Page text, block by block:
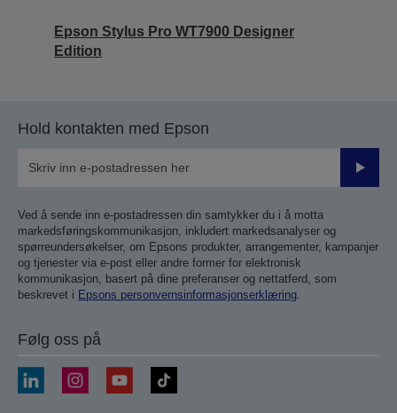
Epson Stylus Pro WT7900 Designer
Edition
Hold kontakten med Epson
Send
Ved å sende inn e-postadressen din samtykker du i å motta
markedsføringskommunikasjon, inkludert markedsanalyser og
spørreundersøkelser, om Epsons produkter, arrangementer, kampanjer
og tjenester via e-post eller andre former for elektronisk
kommunikasjon, basert på dine preferanser og nettatferd, som
beskrevet i Epsons personvernsinformasjonserklæring.
Følg oss på